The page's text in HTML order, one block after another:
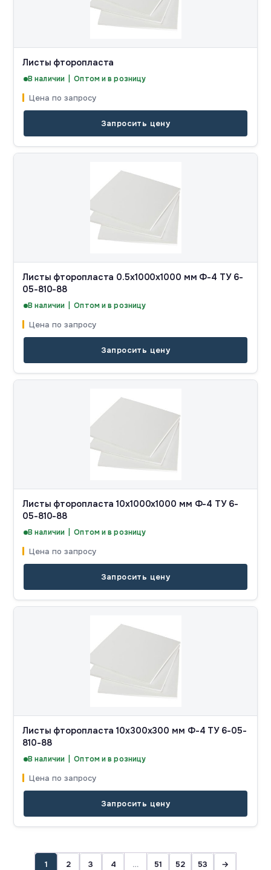
Листы фторопласта
В наличии | Оптом и в розницу
Цена по запросу
Запросить цену
Листы фторопласта 0.5x1000x1000 мм Ф-4 ТУ 6-
05-810-88
В наличии | Оптом и в розницу
Цена по запросу
Запросить цену
Листы фторопласта 10x1000x1000 мм Ф-4 ТУ 6-
05-810-88
В наличии | Оптом и в розницу
Цена по запросу
Запросить цену
Листы фторопласта 10x300x300 мм Ф-4 ТУ 6-05-
810-88
В наличии | Оптом и в розницу
Цена по запросу
Запросить цену
1 2 3 4 … 51 52 53 →